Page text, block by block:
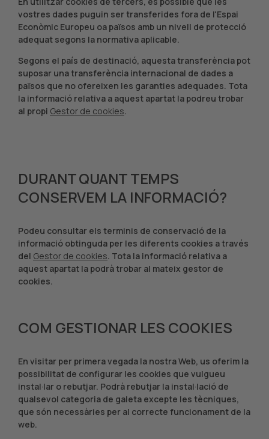
vostres dades puguin ser transferides fora de l'Espai
Econòmic Europeu oa països amb un nivell de protecció
adequat segons la normativa aplicable.
Segons el país de destinació, aquesta transferència pot
suposar una transferència internacional de dades a
països que no ofereixen les garanties adequades. Tota
la informació relativa a aquest apartat la podreu trobar
al propi Gestor de cookies.
DURANT QUANT TEMPS
CONSERVEM LA INFORMACIÓ?
Podeu consultar els terminis de conservació de la
informació obtinguda per les diferents cookies a través
del Gestor de cookies. Tota la informació relativa a
aquest apartat la podrà trobar al mateix gestor de
cookies.
COM GESTIONAR LES COOKIES
En visitar per primera vegada la nostra Web, us oferim la
possibilitat de configurar les cookies que vulgueu
instal·lar o rebutjar. Podrà rebutjar la instal·lació de
qualsevol categoria de galeta excepte les tècniques,
que són necessàries per al correcte funcionament de la
web.